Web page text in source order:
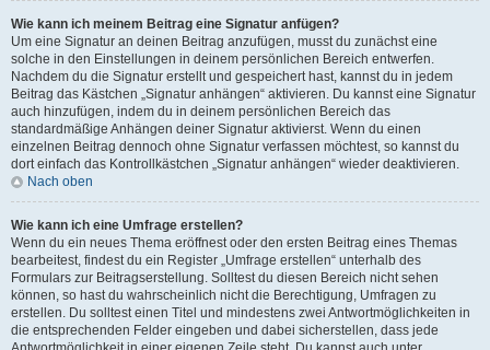
Wie kann ich meinem Beitrag eine Signatur anfügen?
Um eine Signatur an deinen Beitrag anzufügen, musst du zunächst eine
solche in den Einstellungen in deinem persönlichen Bereich entwerfen.
Nachdem du die Signatur erstellt und gespeichert hast, kannst du in jedem
Beitrag das Kästchen „Signatur anhängen“ aktivieren. Du kannst eine Signatur
auch hinzufügen, indem du in deinem persönlichen Bereich das
standardmäßige Anhängen deiner Signatur aktivierst. Wenn du einen
einzelnen Beitrag dennoch ohne Signatur verfassen möchtest, so kannst du
dort einfach das Kontrollkästchen „Signatur anhängen“ wieder deaktivieren.
Nach oben
Wie kann ich eine Umfrage erstellen?
Wenn du ein neues Thema eröffnest oder den ersten Beitrag eines Themas
bearbeitest, findest du ein Register „Umfrage erstellen“ unterhalb des
Formulars zur Beitragserstellung. Solltest du diesen Bereich nicht sehen
können, so hast du wahrscheinlich nicht die Berechtigung, Umfragen zu
erstellen. Du solltest einen Titel und mindestens zwei Antwortmöglichkeiten in
die entsprechenden Felder eingeben und dabei sicherstellen, dass jede